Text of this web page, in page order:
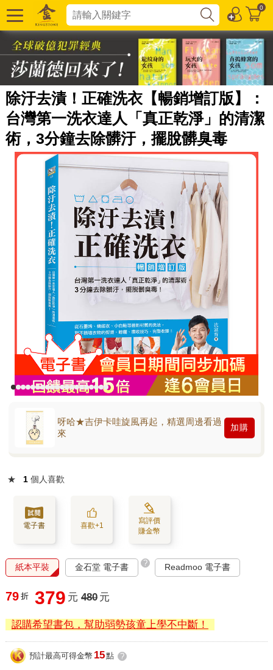
0
除汙去漬！正確洗衣【暢銷增訂版】：
台灣第一洗衣達人「真正乾淨」的清潔
術，3分鐘去除髒汙，擺脫髒臭毒
呀哈★吉伊卡哇旋風再起，精選周邊看過
來
加購
★ 1 個人喜歡
電子書 喜歡+1
寫評價
賺金幣
紙本平裝 金石堂 電子書 ? Readmoo 電子書
79 折 379 元 480 元
認購希望書包，幫助弱勢孩童上學不中斷！
預計最高可得金幣 15點 ?